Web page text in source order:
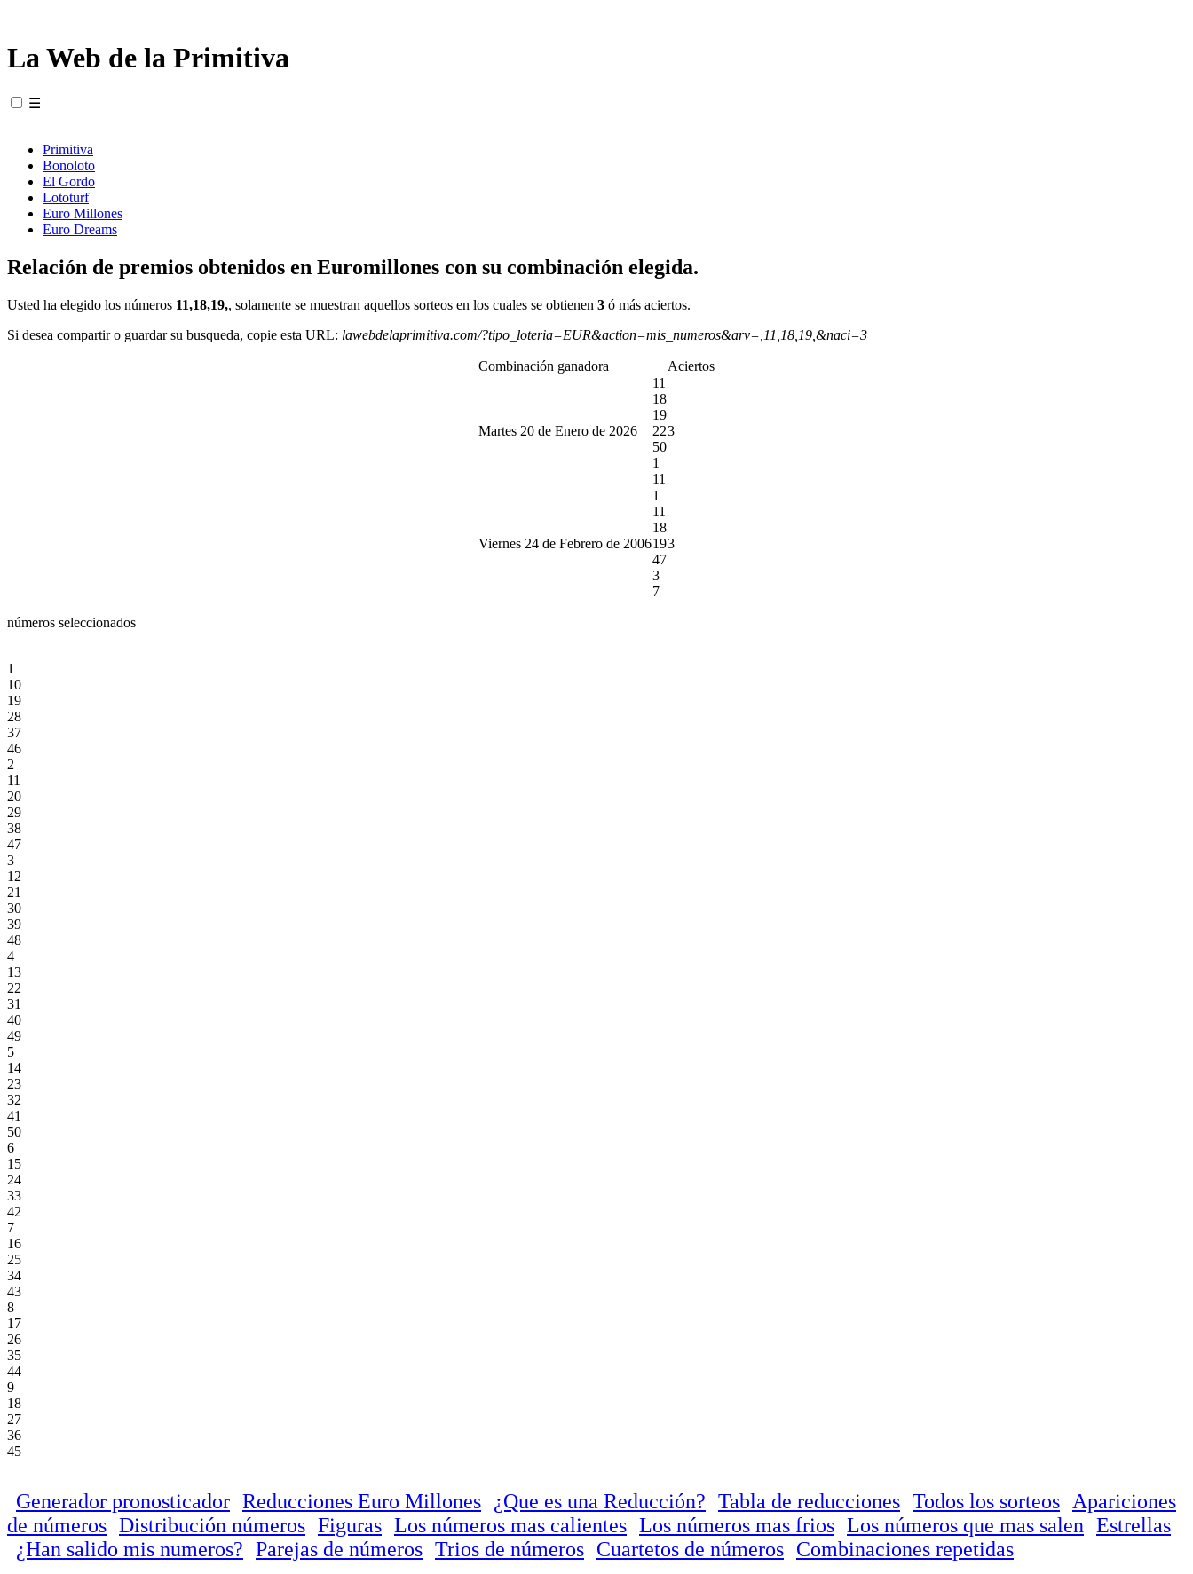
La Web de la Primitiva
☰
Primitiva
Bonoloto
El Gordo
Lototurf
Euro Millones
Euro Dreams
Relación de premios obtenidos en Euromillones con su combinación elegida.
Usted ha elegido los números 11,18,19,, solamente se muestran aquellos sorteos en los cuales se obtienen 3 ó más aciertos.
Si desea compartir o guardar su busqueda, copie esta URL: lawebdelaprimitiva.com/?tipo_loteria=EUR&action=mis_numeros&arv=,11,18,19,&naci=3
Combinación ganadora Aciertos
Martes 20 de Enero de 2026
11
18
19
22
50
1
11
3
Viernes 24 de Febrero de 2006
1
11
18
19
47
3
7
3
números seleccionados
1
10
19
28
37
46
2
11
20
29
38
47
3
12
21
30
39
48
4
13
22
31
40
49
5
14
23
32
41
50
6
15
24
33
42
7
16
25
34
43
8
17
26
35
44
9
18
27
36
45
Generador pronosticador Reducciones Euro Millones ¿Que es una Reducción? Tabla de reducciones Todos los sorteos
Apariciones
de números Distribución números Figuras Los números mas calientes Los números mas frios Los números que mas salen Estrellas
¿Han salido mis numeros? Parejas de números Trios de números Cuartetos de números Combinaciones repetidas